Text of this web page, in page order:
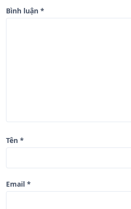
b
Bình luận *
Tên *
Email *